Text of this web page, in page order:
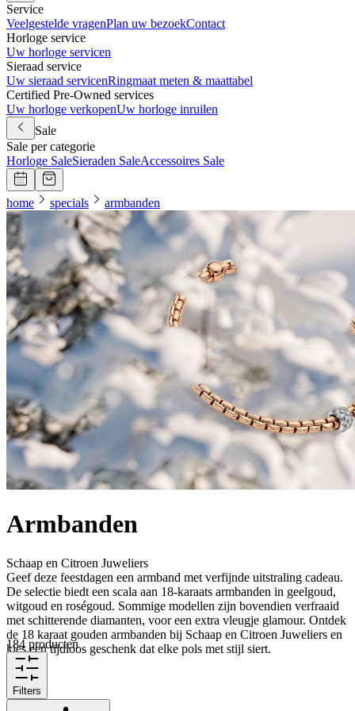
Service
Veelgestelde vragenPlan uw bezoekContact
Horloge service
Uw horloge servicen
Sieraad service
Uw sieraad servicenRingmaat meten & maattabel
Certified Pre-Owned services
Uw horloge verkopenUw horloge inruilen
Sale
Sale per categorie
Horloge SaleSieraden SaleAccessoires Sale
home specials armbanden
Armbanden
Schaap en Citroen Juweliers
Geef deze feestdagen een armband met verfijnde uitstraling cadeau.
De selectie biedt een scala aan 18-karaats armbanden in geelgoud,
witgoud en roségoud. Sommige modellen zijn bovendien verfraaid
met schitterende diamanten, voor een extra vleugje glamour. Ontdek
de 18 karaat gouden armbanden bij Schaap en Citroen Juweliers en
kies een tijdloos geschenk dat elke pols met stijl siert.
184 producten
Filters